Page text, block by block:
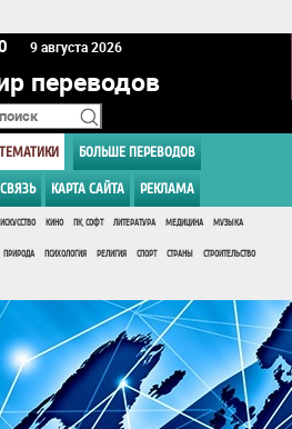
9 августа 2026
переводов
БОЛЬШЕ ПЕРЕВОДОВ
КАРТА САЙТА РЕКЛАМА
ИСКУССТВО КИНО ПК, СОФТ ЛИТЕРАТУРА МЕДИЦИНА МУЗЫКА
ПРИРОДА ПСИХОЛОГИЯ РЕЛИГИЯ СПОРТ СТРАНЫ СТРОИТЕЛЬСТВО